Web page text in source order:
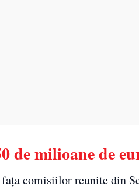
de milioane de
comisiilor reunite din